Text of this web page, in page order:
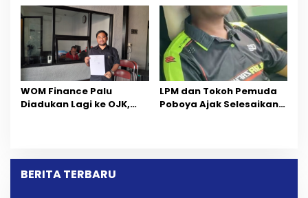
Percepatan Pemulihan
Wilayah Tambang PT
CPM
‎WOM Finance Palu
Diadukan Lagi ke OJK,
Dipersoalkan ‎
LPM dan Tokoh Pemuda
Poboya Ajak Selesaikan
BERITA TERBARU